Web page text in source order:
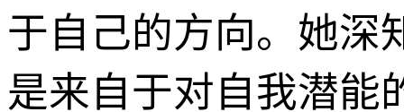
于自己的方向。她深
是来自于对自我潜能